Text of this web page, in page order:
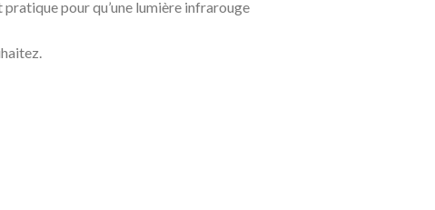
pour qu’une lumière infrarouge